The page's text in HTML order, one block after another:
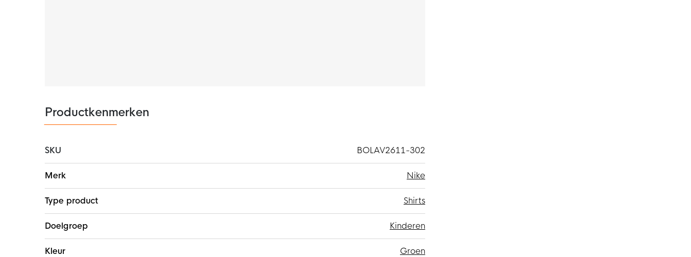
Productkenmerken
SKU
BOLAV2611-302
informatie
Merk Nike
Type product Shirts
Doelgroep Kinderen
Kleur Groen